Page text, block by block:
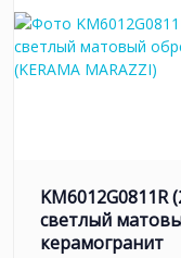
KM6012G0811R
светлый
керамогранит